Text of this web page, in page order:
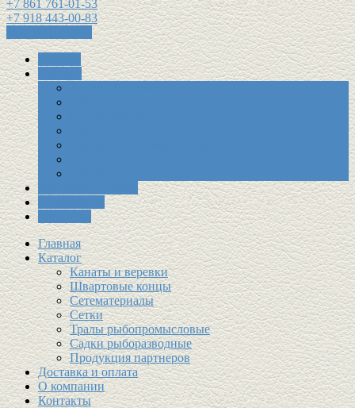
+7 861 761-01-53
+7 918 443-00-83
Главная
Каталог
Канаты и веревки
Швартовые концы
Сетематериалы
Сетки
Тралы рыбопромысловые
Садки рыборазводные
Продукция партнеров
Доставка и оплата
О компании
Контакты